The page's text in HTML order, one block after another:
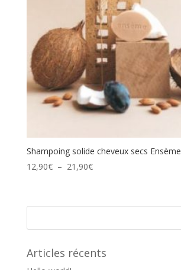
Shampoing solide cheveux secs Ensème
12,90€ – 21,90€Plage
12,90€
Articles récents